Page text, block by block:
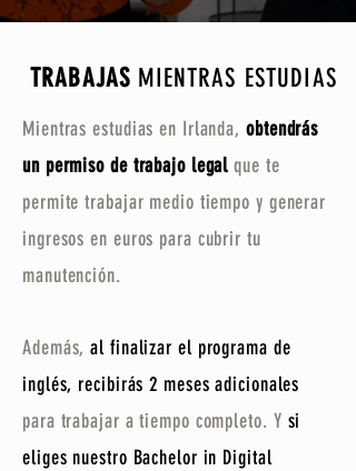
TRABAJAS MIENTRAS ESTUDIAS
Mientras estudias en Irlanda, obtendrás
un permiso de trabajo legal que te
permite trabajar medio tiempo y generar
ingresos en euros para cubrir tu
manutención.
Además,al finalizar el programa de
inglés, recibirás 2 meses adicionales
para trabajar a tiempo completo. Y si
eliges nuestro Bachelor in Digital